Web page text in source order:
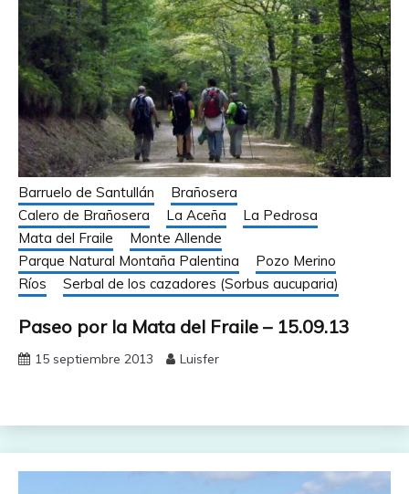
Barruelo de Santullán
Brañosera
Calero de Brañosera
La Aceña
La Pedrosa
Mata del Fraile
Monte Allende
Parque Natural Montaña Palentina
Pozo Merino
Ríos
Serbal de los cazadores (Sorbus aucuparia)
Paseo por la Mata del Fraile – 15.09.13
15 septiembre 2013 Luisfer